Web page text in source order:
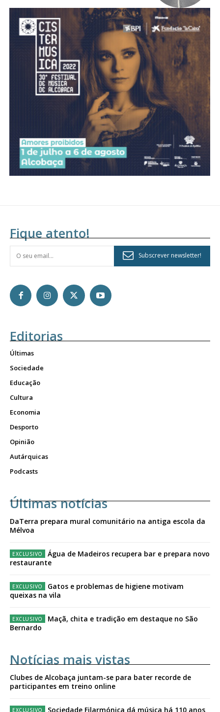
Acesso ao conteúdo online
Acesso aos conteúdos Exclusivos para
assinantes
Ofertas para assinatura anual
Escolha o plano
Fique atento!
Subscrever newsletter!
Editorias
Últimas
Sociedade
Educação
Cultura
Economia
Desporto
Opinião
Autárquicas
Podcasts
Últimas notícias
DaTerra prepara mural comunitário na antiga escola da
Mélvoa
Água de Madeiros recupera bar e prepara novo
restaurante
Gatos e problemas de higiene motivam
queixas na vila
Maçã, chita e tradição em destaque no São
Bernardo
Notícias mais vistas
Clubes de Alcobaça juntam-se para bater recorde de
participantes em treino online
Sociedade Filarmónica dá música há 110 anos